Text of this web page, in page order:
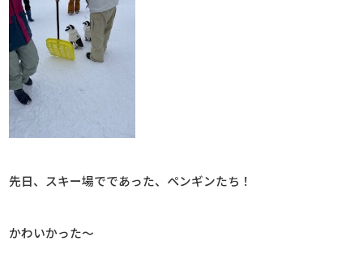
先日、スキー場でであった、ペンギンたち！
かわいかった～